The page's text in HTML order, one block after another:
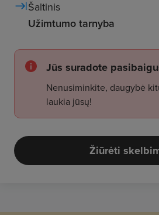
Šaltinis
Užimtumo tarnyba
Jūs suradote
Nenusiminkite, daugybė
laukia jūsų!
Žiūrėti